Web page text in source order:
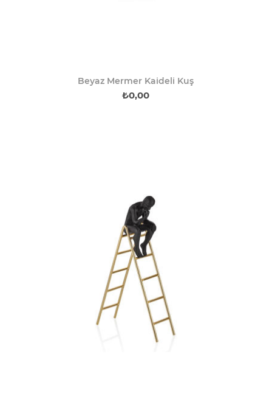
Beyaz Mermer Kaideli Kuş
₺0,00